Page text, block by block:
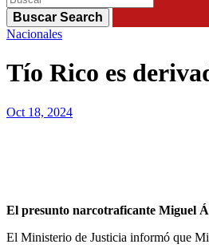
Buscar Search
Nacionales
Tío Rico es
Oct 18, 2024
El presunto narcotraficante Miguel
El Ministerio de Justicia informó que